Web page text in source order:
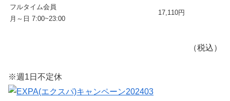
フルタイム会員
月～日 7:00~23:00
17,110円
（税込）
※週1日不定休